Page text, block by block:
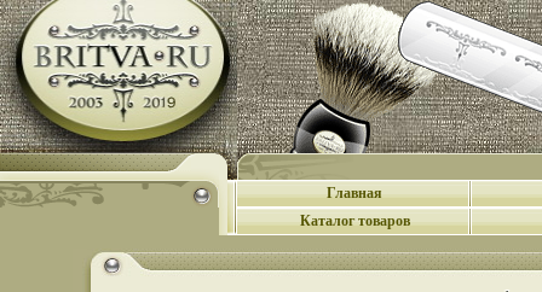
Главная
Каталог товаров